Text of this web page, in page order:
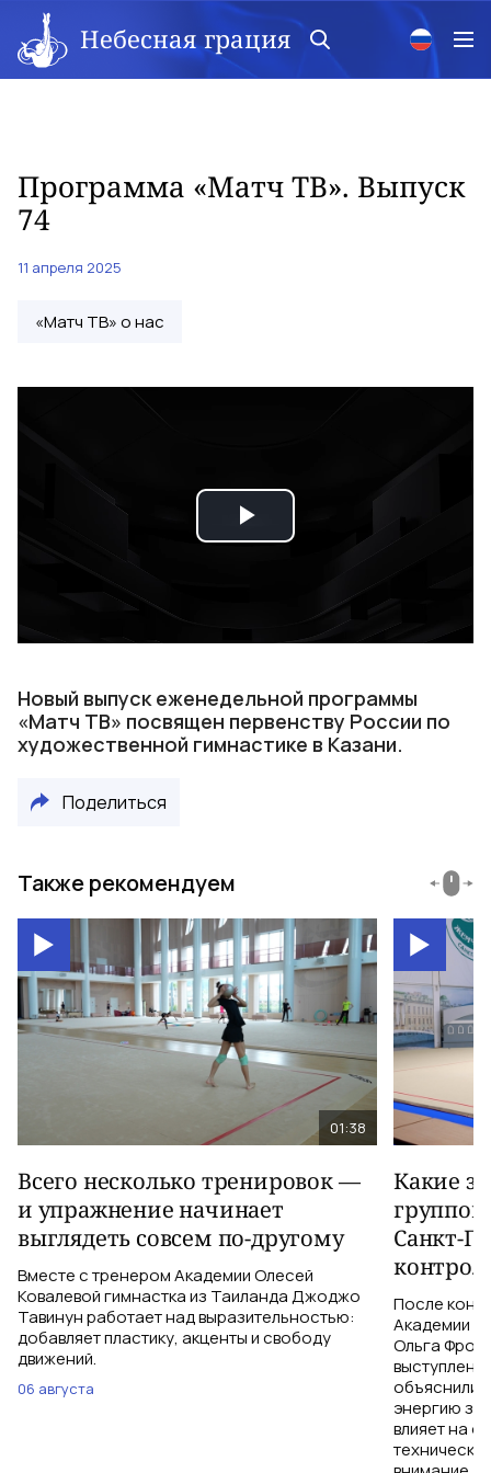
Небесная грация
Программа «Матч ТВ». Выпуск
74
11 апреля 2025
«Матч ТВ» о нас
Play
Новый выпуск еженедельной программы
«Матч ТВ» посвящен первенству России по
художественной гимнастике в Казани.
Поделиться
Также рекомендуем
01:38
Всего несколько тренировок —
и упражнение начинает
выглядеть совсем по-другому
Вместе с тренером Академии Олесей
Ковалевой гимнастка из Таиланда Джоджо
Тавинун работает над выразительностью:
добавляет пластику, акценты и свободу
движений.
06 августа
Какие
Санкт-
После
Академии
Ольга
объяснили,
энергию
влияет на